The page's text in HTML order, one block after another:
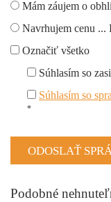
Mám záujem o
Navrhujem cenu ...
Označiť všetko
Súhlasím so
Súhlasím so
*
Podobné